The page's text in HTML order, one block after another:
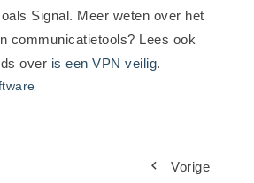
Signal. Meer weten over het
communicatietools? Lees ook
over is een VPN veilig.
Vorige